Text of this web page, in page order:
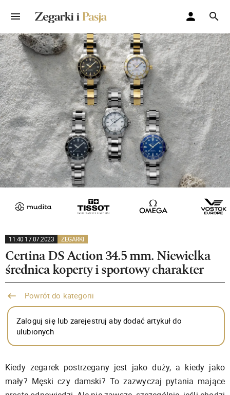
11:40 17.07.2023 ZEGARKI
Certina DS Action 34.5 mm. Niewielka
średnica koperty i sportowy charakter
Powrót do kategorii
Zaloguj się lub zarejestruj aby dodać artykuł do
ulubionych
Kiedy zegarek postrzegany jest jako duży, a kiedy jako
mały? Męski czy damski? To zazwyczaj pytania mające